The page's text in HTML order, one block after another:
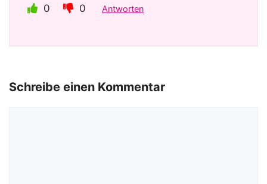
0 0 Antworten
Schreibe einen Kommentar